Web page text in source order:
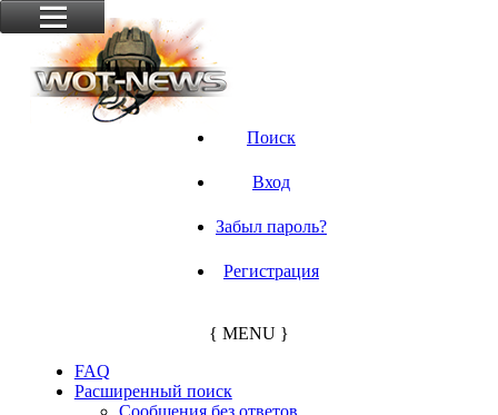
Поиск
Вход
Забыл пароль?
Регистрация
{ MENU }
FAQ
Расширенный поиск
Сообщения без ответов